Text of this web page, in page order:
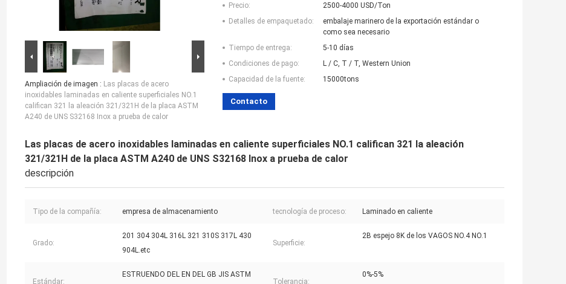
Ampliación de imagen : Las placas de acero
inoxidables laminadas en caliente superficiales NO.1
califican 321 la aleación 321/321H de la placa ASTM
A240 de UNS S32168 Inox a prueba de calor
Precio:
2500-4000 USD/Ton
Detalles de empaquetado:
embalaje marinero de la exportación estándar o
como sea necesario
Tiempo de entrega:
5-10 días
Condiciones de pago:
L / C, T / T, Western Union
Capacidad de la fuente:
15000tons
Contacto
Las placas de acero inoxidables laminadas en caliente superficiales NO.1 califican 321 la aleación
321/321H de la placa ASTM A240 de UNS S32168 Inox a prueba de calor
descripción
Tipo de la compañía: empresa de almacenamiento tecnología de proceso: Laminado en caliente
Grado:
201 304 304L 316L 321 310S 317L 430
904L.etc
Superficie:
2B espejo 8K de los VAGOS NO.4 NO.1
Estándar:
ESTRUENDO DEL EN DEL GB JIS ASTM
Tolerancia:
0%-5%